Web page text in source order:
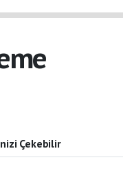
Çekebilir